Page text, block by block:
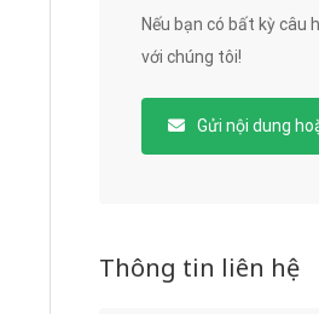
Nếu bạn có bất kỳ câu
với chúng tôi!
Gửi nội dung
Thông tin liên hệ